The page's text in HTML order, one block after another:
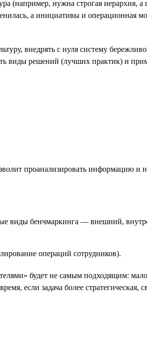
(например, нужна строгая иерархия,
а инициативы и операционная
внедрять с нуля систему
виды решений (лучших практик) и
проанализировать информацию и
виды бенчмаркинга — внешний,
операций сотрудников).
будет не самым подходящим:
если задача более стратегическая,